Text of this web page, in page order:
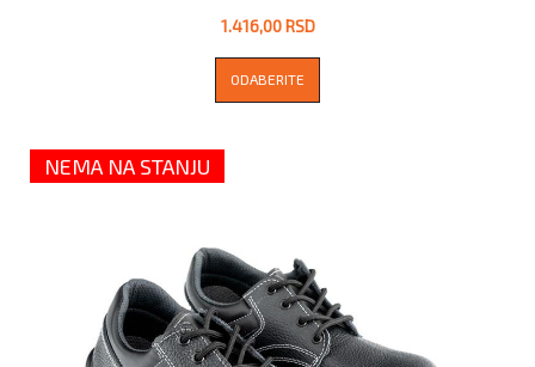
1.416,00 RSD
ODABERITE
NEMA NA STANJU